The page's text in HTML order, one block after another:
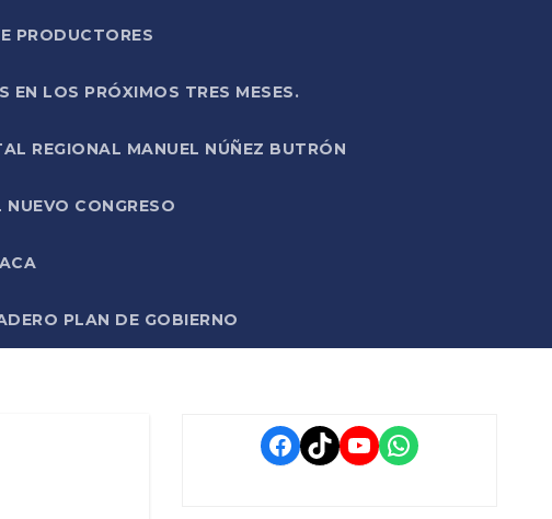
PRODUCTORES
EN LOS PRÓXIMOS TRES MESES.
REGIONAL MANUEL NÚÑEZ BUTRÓN
CONGRESO
PLAN DE GOBIERNO
Facebook
TikTokYouTube
WhatsApp